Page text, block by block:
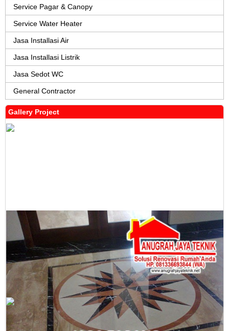
Service Pagar & Canopy
Service Water Heater
Jasa Installasi Air
Jasa Installasi Listrik
Jasa Sedot WC
General Contractor
Gallery Project